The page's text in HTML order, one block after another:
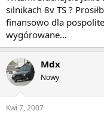
silnikach 8v TS ?
finansowo dla
wygórowane...
Mdx
Nowy
Kwi 7, 2007